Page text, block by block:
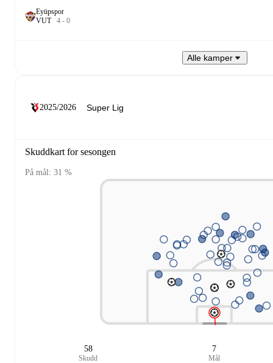
Eyüpspor
VUT 4 - 0
Alle kamper
2025/2026
Skuddkart for sesongen
På mål: 31 %
58
Skudd
7
Mål